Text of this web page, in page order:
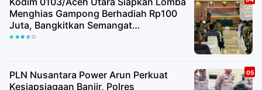
Menghias Gampong Berhadiah Rp100
Juta, Bangkitkan Semangat
Kemerdekaan hingga Pelosok Desa
PLN Nusantara Power Arun Perkuat
Kesiapsiagaan Banjir, Polres